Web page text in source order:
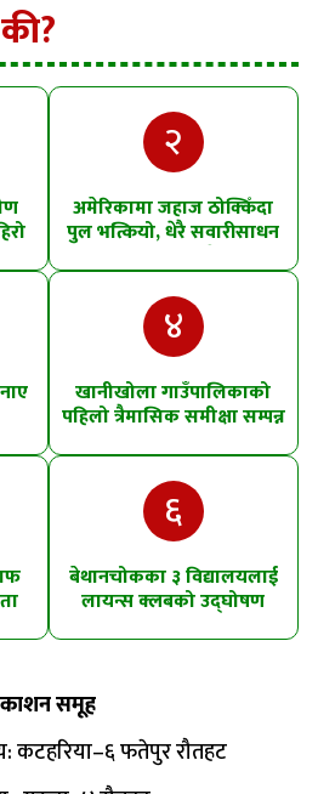
२
अमेरिकामा जहाज ठोक्किँदा
पुल भत्कियो, धेरै सवारीसाधन
४
खानीखोला गाउँपालिकाको
पहिलो त्रैमासिक समीक्षा सम्पन्न
६
बेथानचोकका ३ विद्यालयलाई
लायन्स क्लबको उद्घोषण
समूह
कटहरिया–६ फतेपुर रौतहट